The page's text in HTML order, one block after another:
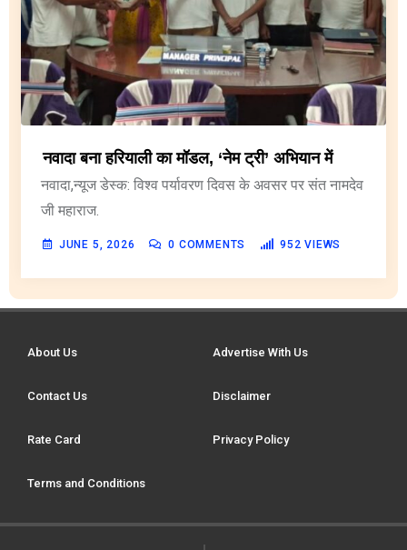
नवादा बना हरियाली का मॉडल, ‘नेम ट्री’ अभियान में
नवादा,न्यूज डेस्क: विश्व पर्यावरण दिवस के अवसर पर संत नामदेव
जी महाराज.
JUNE 5, 2026 0 COMMENTS 952 VIEWS
About Us Advertise With Us
Contact Us Disclaimer
Rate Card Privacy Policy
Terms and Conditions